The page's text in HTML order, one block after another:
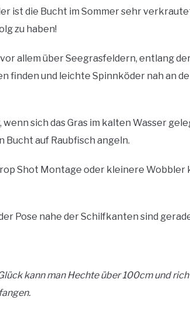
ist die Bucht im Sommer sehr
zu haben!
allem über Seegrasfeldern, entlang
finden und leichte Spinnköder nah an
sich das Gras im kalten Wasser
Bucht auf Raubfisch angeln.
Shot Montage oder kleinere
Pose nahe der Schilfkanten sind
kann man Hechte über 100cm und